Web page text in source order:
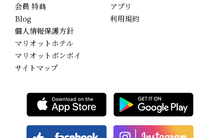
会員 特典
Blog
アプリ
利用規約
個人情報保護方針
マリオットホテル
マリオットボンボイ
サイトマップ